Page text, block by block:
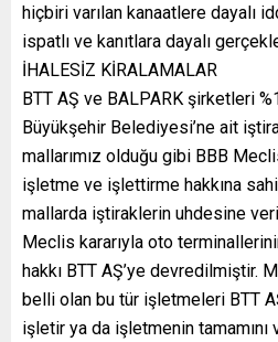
hiçbiri varılan kanaatlere dayalı
ispatlı ve kanıtlara dayalı
İHALESİZ KİRALAMALAR
BTT AŞ ve BALPARK şirketleri
Büyükşehir Belediyesi’ne ait
mallarımız olduğu gibi BBB
işletme ve işlettirme hakkına
mallarda iştiraklerin uhdesine
Meclis kararıyla oto
hakkı BTT AŞ’ye devredilmiştir.
belli olan bu tür işletmeleri BTT
işletir ya da işletmenin tamamını